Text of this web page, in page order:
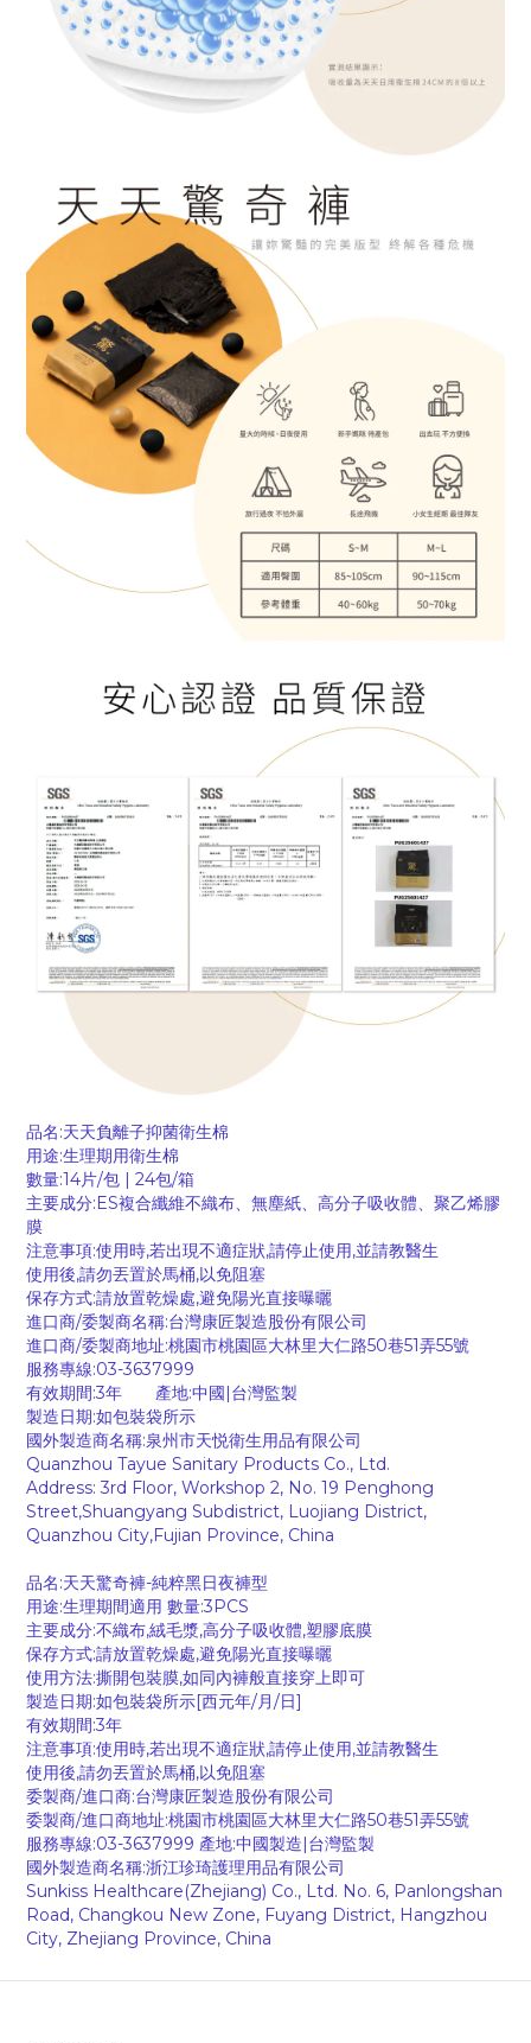
品名:天天負離子抑菌衛生棉
用途:生理期用衛生棉
數量:14片/包 | 24包/箱
主要成分:ES複合纖維不織布、無塵紙、高分子吸收體、聚乙烯膠
膜
注意事項:使用時,若出現不適症狀,請停止使用,並請教醫生
使用後,請勿丟置於馬桶,以免阻塞
保存方式:請放置乾燥處,避免陽光直接曝曬
進口商/委製商名稱:台灣康匠製造股份有限公司
進口商/委製商地址:桃園市桃園區大林里大仁路50巷51弄55號
服務專線:03-3637999
有效期間:3年 產地:中國|台灣監製
製造日期:如包裝袋所示
國外製造商名稱:泉州市天悦衛生用品有限公司
Quanzhou Tayue Sanitary Products Co., Ltd.
Address: 3rd Floor, Workshop 2, No. 19 Penghong
Street,Shuangyang Subdistrict, Luojiang District,
Quanzhou City,Fujian Province, China
品名:天天驚奇褲-純粹黑日夜褲型
用途:生理期間適用 數量:3PCS
主要成分:不織布,絨毛漿,高分子吸收體,塑膠底膜
保存方式:請放置乾燥處,避免陽光直接曝曬
使用方法:撕開包裝膜,如同內褲般直接穿上即可
製造日期:如包裝袋所示[西元年/月/日]
有效期間:3年
注意事項:使用時,若出現不適症狀,請停止使用,並請教醫生
使用後,請勿丟置於馬桶,以免阻塞
委製商/進口商:台灣康匠製造股份有限公司
委製商/進口商地址:桃園市桃園區大林里大仁路50巷51弄55號
服務專線:03-3637999 產地:中國製造|台灣監製
國外製造商名稱:浙江珍琦護理用品有限公司
Sunkiss Healthcare(Zhejiang) Co., Ltd. No. 6, Panlongshan
Road, Changkou New Zone, Fuyang District, Hangzhou
City, Zhejiang Province, China